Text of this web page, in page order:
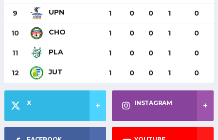
9 UPN 1 0 0 1 0
10 CHO 1 0 0 1 0
11 PLA 1 0 0 1 0
12 JUT 1 0 0 1 0
X INSTAGRAM